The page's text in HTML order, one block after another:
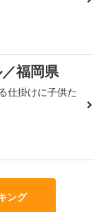
福岡県
仕掛けに子供た
ング